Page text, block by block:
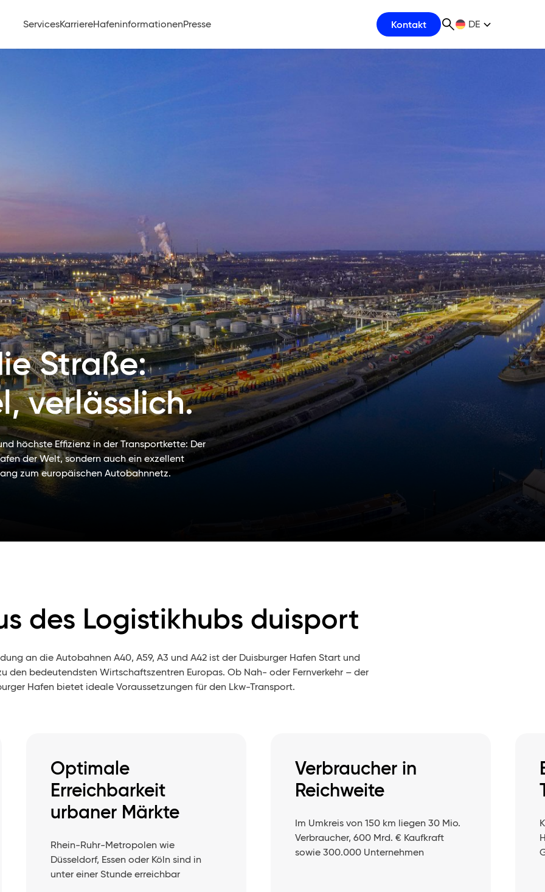
ServicesKarriereHafeninformationenPresse Kontakt DE
EN
Straße:
verlässlich.
höchste Effizienz in der Transportkette: Der
der Welt, sondern auch ein exzellent
zum europäischen Autobahnnetz.
des Logistikhubs duisport
an die Autobahnen A40, A59, A3 und A42 ist der Duisburger Hafen Start und
den bedeutendsten Wirtschaftszentren Europas. Ob Nah- oder Fernverkehr – der
Hafen bietet ideale Voraussetzungen für den Lkw-Transport.
Optimale
Erreichbarkeit
urbaner Märkte
Rhein-Ruhr-Metropolen wie
Düsseldorf, Essen oder Köln sind in
unter einer Stunde erreichbar
Verbraucher in
Reichweite
Im Umkreis von 150 km liegen 30 Mio.
Verbraucher, 600 Mrd. € Kaufkraft
sowie 300.000 Unternehmen